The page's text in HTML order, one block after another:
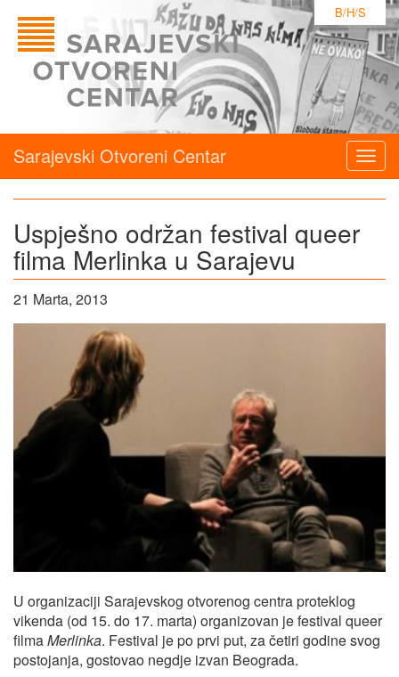
B/H/S
Sarajevski Otvoreni Centar
Uspješno održan festival queer
filma Merlinka u Sarajevu
21 Marta, 2013
U organizaciji Sarajevskog otvorenog centra proteklog
vikenda (od 15. do 17. marta) organizovan je festival queer
filmaMerlinka. Festival je po prvi put, za četiri godine svog
postojanja, gostovao negdje izvan Beograda.